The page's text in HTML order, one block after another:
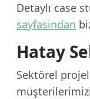
Detaylı case
sayfasindan
Hatay
Sektörel